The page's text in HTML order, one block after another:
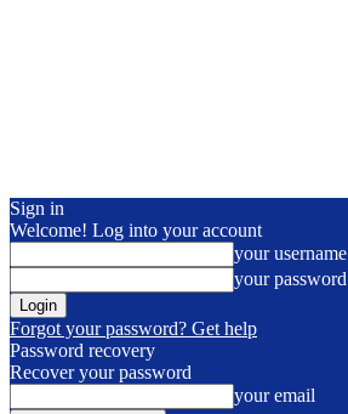
Sign in
Welcome! Log into your account
your username
your password
Forgot your password? Get help
Password recovery
Recover your password
your email